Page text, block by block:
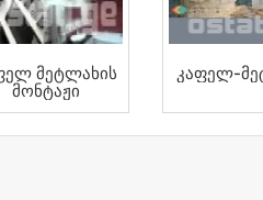
Მეტლახის
Მონტაჟი
Კაფელ-